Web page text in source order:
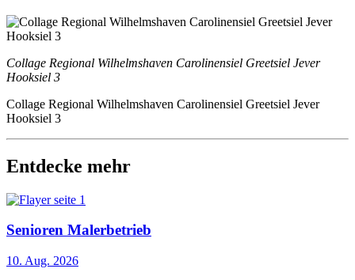
Collage Regional Wilhelmshaven Carolinensiel Greetsiel Jever
Hooksiel 3
Collage Regional Wilhelmshaven Carolinensiel Greetsiel Jever
Hooksiel 3
Entdecke mehr
Senioren Malerbetrieb
10. Aug. 2026